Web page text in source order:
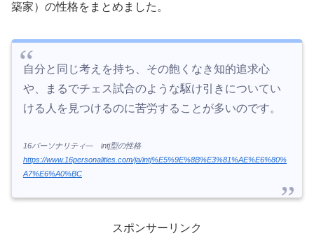
築家）の性格をまとめました。
自分と同じ考えを持ち、その飽くなき知的追求心
や、まるでチェス試合のような駆け引きについてい
ける人を見つけるのに苦労することが多いのです。
16パーソナリティ― intj型の性格
https://www.16personalities.com/ja/intj%E5%9E%8B%E3%81%AE%E6%80%
A7%E6%A0%BC
スポンサーリンク